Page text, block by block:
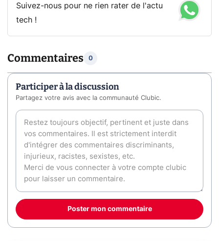
Suivez-nous pour ne rien rater de l'actu
tech !
Commentaires 0
Participer à la discussion
Partagez votre avis avec la communauté Clubic.
Poster mon commentaire